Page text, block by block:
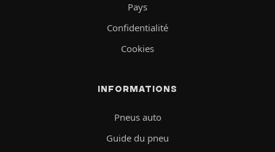
Pays
Confidentialité
Cookies
INFORMATIONS
Pneus auto
Guide du pneu